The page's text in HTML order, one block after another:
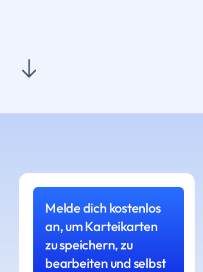
Melde dich kostenlos
an, um Karteikarten
zu speichern, zu
bearbeiten und selbst